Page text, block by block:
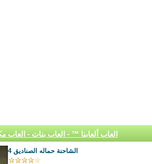
العاب ألعابنا ™ - العاب بنات - العاب
الشاحنة حماله الصناديق 4